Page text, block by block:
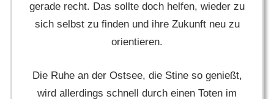
gerade recht. Das sollte doch helfen, wieder zu
sich selbst zu finden und ihre Zukunft neu zu
orientieren.
Die Ruhe an der Ostsee, die Stine so genießt,
wird allerdings schnell durch einen Toten im